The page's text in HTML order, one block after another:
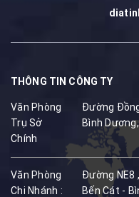
THÔNG TIN CÔNG TY
Văn Phòng
Trụ Sở
Chính
Đường
Bình Dương,
Văn Phòng
Chi Nhánh :
Đường NE8
Bến Cát -